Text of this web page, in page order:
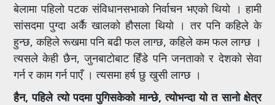
बेलामा पहिलो पटक संविधानसभाको निर्वाचन भएको थियो । हामी
सांसदमा पुग्दा अर्कै खालको हौसला थियो । तर पनि कहिले के
हुन्छ, कहिले रूखमा पनि बढी फल लाग्छ, कहिले कम फल लाग्छ ।
त्यसले केही छैन, जुनबाटोबाट हिँडे पनि जनताको र देशको सेवा
गर्न र काम गर्न पाएँ । त्यसमा हर्ष छु खुसी लाग्छ ।
हैन, पहिले त्यो पदमा पुगिसकेको मान्छे, त्योभन्दा यो त सानो क्षेत्र